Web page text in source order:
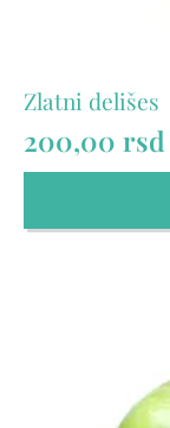
Zlatni delišes
200,00 rsd